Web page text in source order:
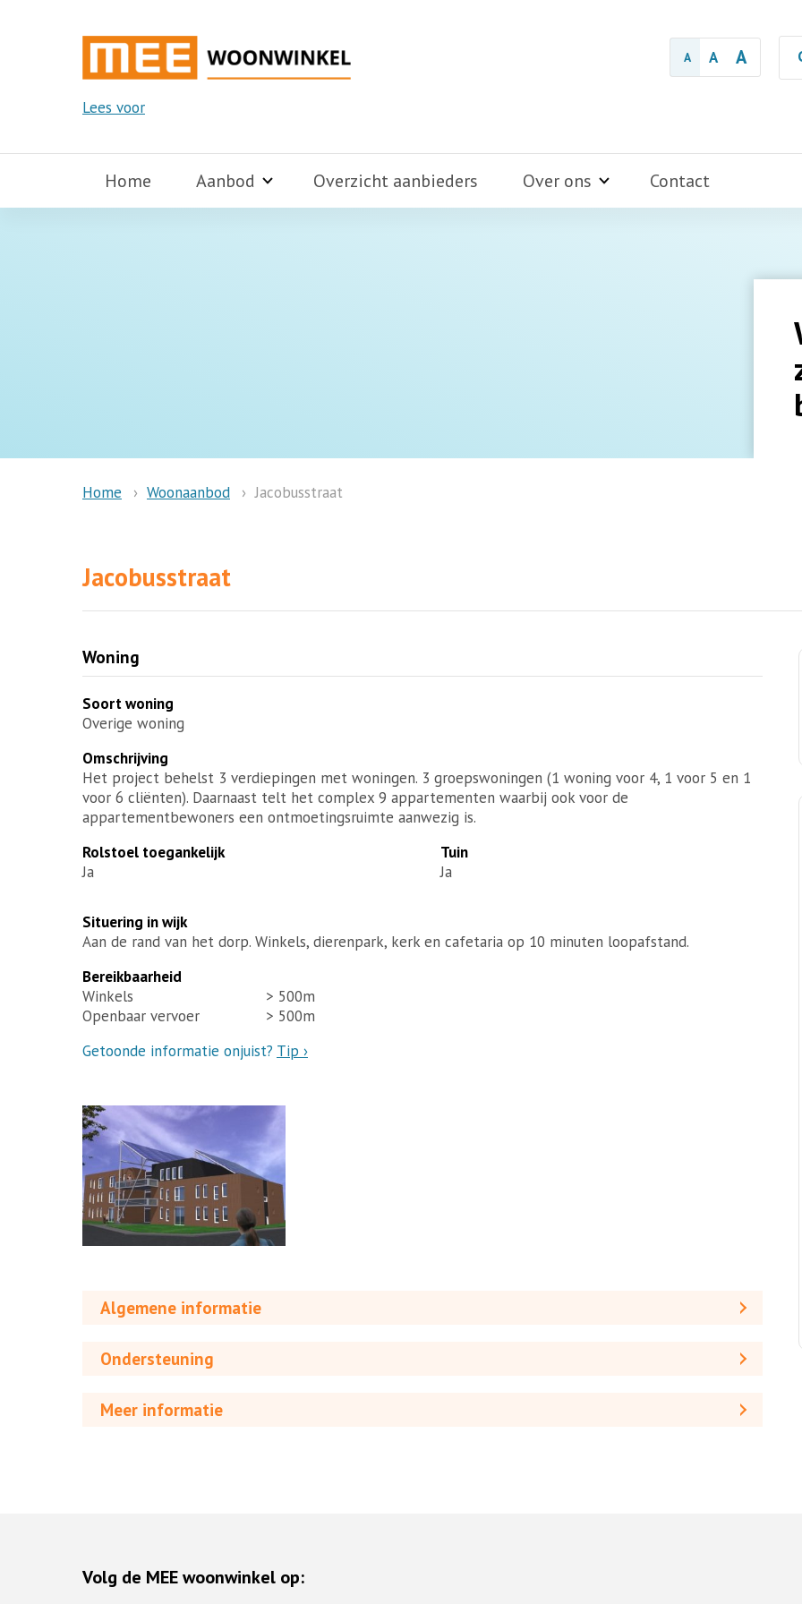
A A A
Lees voor
Home Aanbod Overzicht aanbieders Over ons Contact
Home Woonaanbod Jacobusstraat
Jacobusstraat
Woning
Soort woning
Overige woning
Omschrijving
Het project behelst 3 verdiepingen met woningen. 3 groepswoningen (1 woning voor 4, 1 voor 5 en 1
voor 6 cliënten). Daarnaast telt het complex 9 appartementen waarbij ook voor de
appartementbewoners een ontmoetingsruimte aanwezig is.
Rolstoel toegankelijk
Ja
Tuin
Ja
Situering in wijk
Aan de rand van het dorp. Winkels, dierenpark, kerk en cafetaria op 10 minuten loopafstand.
Bereikbaarheid
Winkels
> 500m
Openbaar vervoer
> 500m
Getoonde informatie onjuist? Tip ›
Algemene informatie
Ondersteuning
Meer informatie
Volg de MEE woonwinkel op: